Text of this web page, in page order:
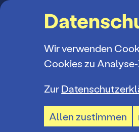
Wir verwenden
Cookies zu
Zur
Allen zustimmen